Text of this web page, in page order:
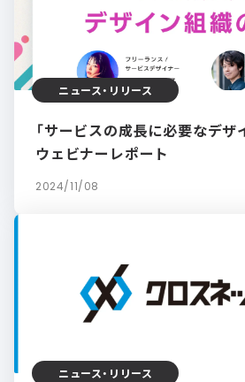
ニュース・リリース
「サービスの成長に必要なデザ
ウェビナーレポート
2024/11/08
ニュース・リリース